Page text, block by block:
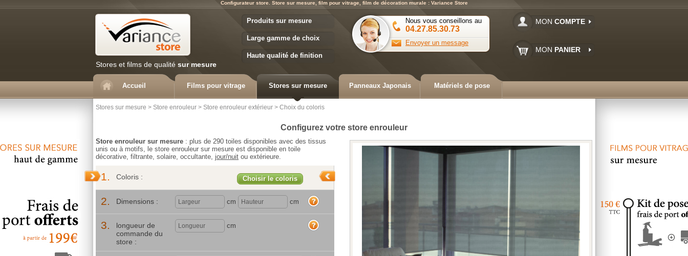
Configurateur store. Store sur mesure, film pour vitrage, film de décoration murale : Variance Store
Stores et films de qualité sur mesure
Produits sur mesure
Large gamme de choix
Haute qualité de finition
Nous vous conseillons au
04.27.85.30.73
Envoyer un message
MON COMPTE
MON PANIER
Accueil Films pour vitrage Stores sur mesure Panneaux Japonais Matériels de pose
Stores sur mesure > Store enrouleur > Store enrouleur extérieur > Choix du coloris
Configurez votre store enrouleur
Store enrouleur sur mesure : plus de 290 toiles disponibles avec des tissus
unis ou à motifs, le store enrouleur sur mesure est disponible en toile
décorative, filtrante, solaire, occultante, jour/nuit ou extérieure.
1. Coloris : Choisir le coloris
2. Dimensions : cm cm
3.
longueur de
commande du
store :
cm